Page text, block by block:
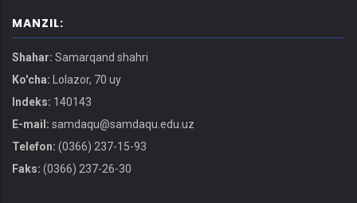
MANZIL:
Shahar: Samarqand shahri
Ko'cha: Lolazor, 70 uy
Indeks: 140143
E-mail: samdaqu@samdaqu.edu.uz
Telefon: (0366) 237-15-93
Faks: (0366) 237-26-30